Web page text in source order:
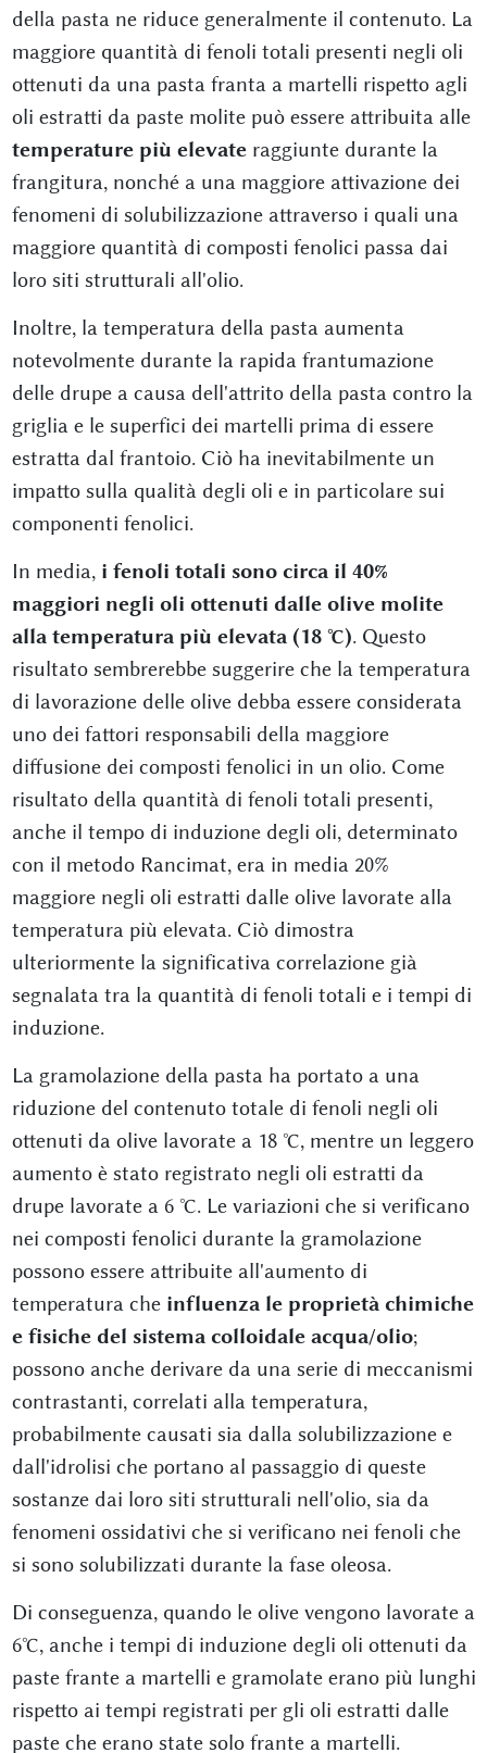
della pasta ne riduce generalmente il contenuto. La
maggiore quantità di fenoli totali presenti negli oli
ottenuti da una pasta franta a martelli rispetto agli
oli estratti da paste molite può essere attribuita alle
temperature più elevate raggiunte durante la
frangitura, nonché a una maggiore attivazione dei
fenomeni di solubilizzazione attraverso i quali una
maggiore quantità di composti fenolici passa dai
loro siti strutturali all'olio.
Inoltre, la temperatura della pasta aumenta
notevolmente durante la rapida frantumazione
delle drupe a causa dell'attrito della pasta contro la
griglia e le superfici dei martelli prima di essere
estratta dal frantoio. Ciò ha inevitabilmente un
impatto sulla qualità degli oli e in particolare sui
componenti fenolici.
In media, i fenoli totali sono circa il 40%
maggiori negli oli ottenuti dalle olive molite
alla temperatura più elevata (18 °C). Questo
risultato sembrerebbe suggerire che la temperatura
di lavorazione delle olive debba essere considerata
uno dei fattori responsabili della maggiore
diffusione dei composti fenolici in un olio. Come
risultato della quantità di fenoli totali presenti,
anche il tempo di induzione degli oli, determinato
con il metodo Rancimat, era in media 20%
maggiore negli oli estratti dalle olive lavorate alla
temperatura più elevata. Ciò dimostra
ulteriormente la significativa correlazione già
segnalata tra la quantità di fenoli totali e i tempi di
induzione.
La gramolazione della pasta ha portato a una
riduzione del contenuto totale di fenoli negli oli
ottenuti da olive lavorate a 18 °C, mentre un leggero
aumento è stato registrato negli oli estratti da
drupe lavorate a 6 °C. Le variazioni che si verificano
nei composti fenolici durante la gramolazione
possono essere attribuite all'aumento di
temperatura cheinfluenza le proprietà chimiche
e fisiche del sistema colloidale acqua/olio;
possono anche derivare da una serie di meccanismi
contrastanti, correlati alla temperatura,
probabilmente causati sia dalla solubilizzazione e
dall'idrolisi che portano al passaggio di queste
sostanze dai loro siti strutturali nell'olio, sia da
fenomeni ossidativi che si verificano nei fenoli che
si sono solubilizzati durante la fase oleosa.
Di conseguenza, quando le olive vengono lavorate a
6°C, anche i tempi di induzione degli oli ottenuti da
paste frante a martelli e gramolate erano più lunghi
rispetto ai tempi registrati per gli oli estratti dalle
paste che erano state solo frante a martelli.